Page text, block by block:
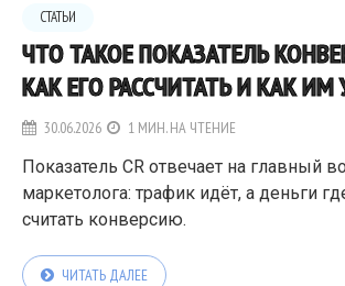
СТАТЬИ
ЧТО ТАКОЕ ПОКАЗАТЕЛЬ
КАК ЕГО РАССЧИТАТЬ И КАК ИМ
30.06.2026 1 МИН. НА ЧТЕНИЕ
Показатель CR отвечает на главный
маркетолога: трафик идёт, а деньги
считать конверсию.
ЧИТАТЬ ДАЛЕЕ